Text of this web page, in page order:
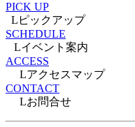
PICK UP
Lピックアップ
SCHEDULE
Lイベント案内
ACCESS
Lアクセスマップ
CONTACT
Lお問合せ